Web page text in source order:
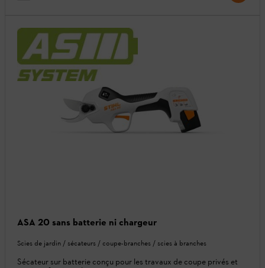
ASA 20 sans batterie ni chargeur
Scies de jardin / sécateurs / coupe-branches / scies à branches
Sécateur sur batterie conçu pour les travaux de coupe privés et